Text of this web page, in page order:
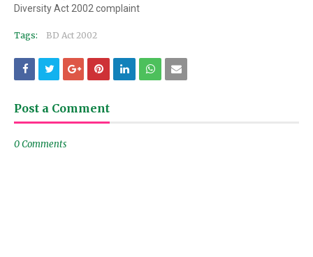
Diversity Act 2002 complaint
Tags: BD Act 2002
Post a Comment
0 Comments